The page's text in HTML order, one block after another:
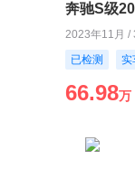
奔驰S级
2023年11月 /
已检测
实
66.98万